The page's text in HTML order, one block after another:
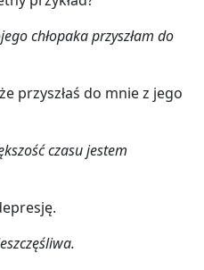
chłopaka przyszłam do
przyszłaś do mnie z jego
czasu jestem